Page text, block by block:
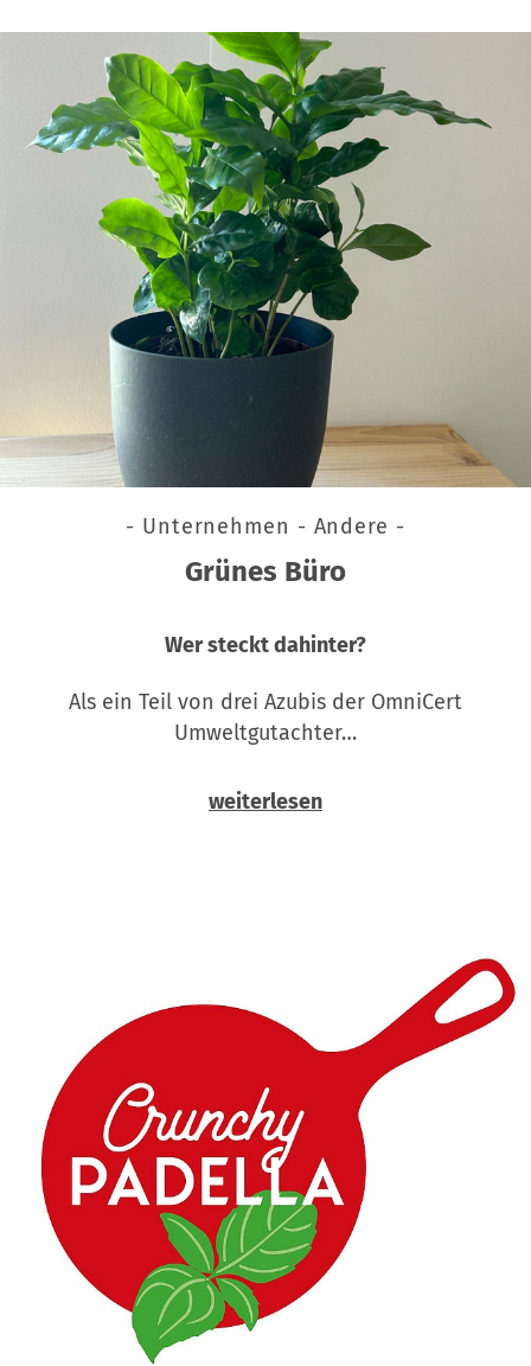
- Unternehmen - Andere -
Grünes Büro
Wer steckt dahinter?
Als ein Teil von drei Azubis der OmniCert
Umweltgutachter…
weiterlesen